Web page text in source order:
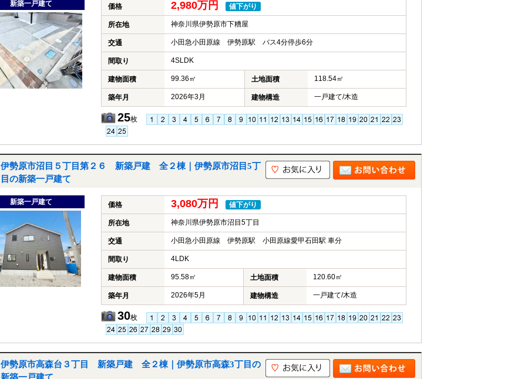
新築一戸建て 価格 2,980万円 値下がり
所在地 神奈川県伊勢原市下糟屋
交通 小田急小田原線 伊勢原駅 バス4分停歩6分
間取り 4SLDK
建物面積 99.36㎡ 土地面積 118.54㎡
築年月 2026年3月 建物構造 一戸建て/木造
25枚
伊勢原市沼目５丁目第２６ 新築戸建 全２棟｜伊勢原市沼目5丁
目の新築一戸建て
新築一戸建て 価格 3,080万円 値下がり
所在地 神奈川県伊勢原市沼目5丁目
交通 小田急小田原線 伊勢原駅 小田原線愛甲石田駅 車分
間取り 4LDK
建物面積 95.58㎡ 土地面積 120.60㎡
築年月 2026年5月 建物構造 一戸建て/木造
30枚
伊勢原市高森台３丁目 新築戸建 全２棟｜伊勢原市高森3丁目の